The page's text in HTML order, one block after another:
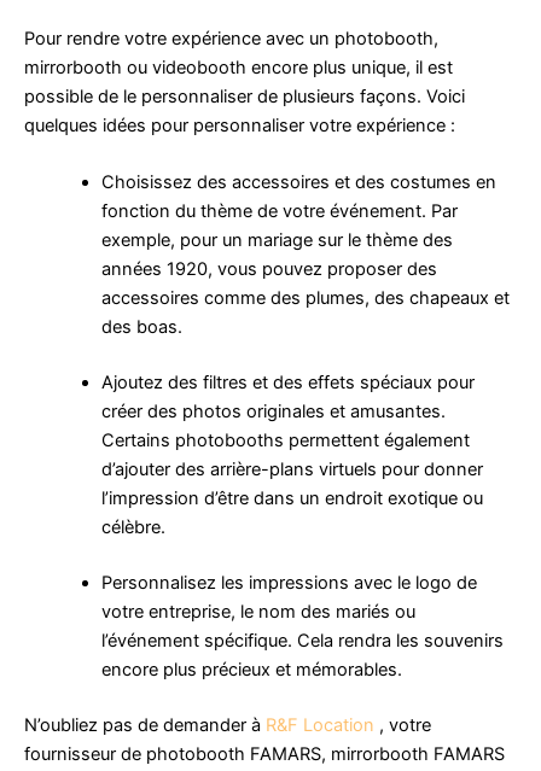
Pour rendre votre expérience avec un photobooth,
mirrorbooth ou videobooth encore plus unique, il est
possible de le personnaliser de plusieurs façons. Voici
quelques idées pour personnaliser votre expérience :
Choisissez des accessoires et des costumes en
fonction du thème de votre événement. Par
exemple, pour un mariage sur le thème des
années 1920, vous pouvez proposer des
accessoires comme des plumes, des chapeaux et
des boas.
Ajoutez des filtres et des effets spéciaux pour
créer des photos originales et amusantes.
Certains photobooths permettent également
d’ajouter des arrière-plans virtuels pour donner
l’impression d’être dans un endroit exotique ou
célèbre.
Personnalisez les impressions avec le logo de
votre entreprise, le nom des mariés ou
l’événement spécifique. Cela rendra les souvenirs
encore plus précieux et mémorables.
N’oubliez pas de demander à R&F Location , votre
fournisseur de photobooth FAMARS, mirrorbooth FAMARS